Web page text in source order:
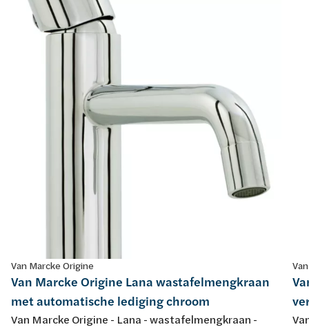
Van Marcke Origine
Van Marcke Origine Lana wastafelmengkraan
met automatische lediging chroom
Van Marcke Origine - Lana - wastafelmengkraan -